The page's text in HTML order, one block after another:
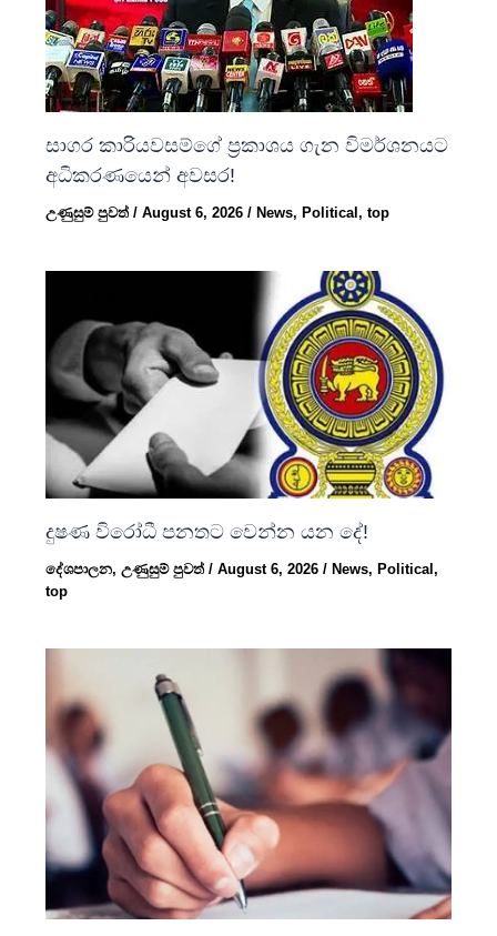
සාගර කාරියවසම්ගේ ප්‍රකාශය ගැන විමර්ශනයට
අධිකරණයෙන් අවසර!
උණුසුම් පුවත්/August 6, 2026/ News, Political,top
දුෂණ විරෝධී පනතට වෙන්න යන දේ!
දේශපාලන,උණුසුම් පුවත්/August 6, 2026/ News, Political,
top